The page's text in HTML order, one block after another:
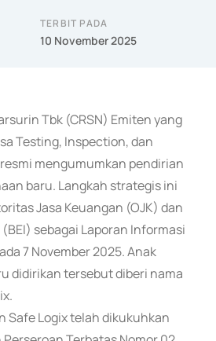
TERBIT PADA
10 November 2025
Tbk (CRSN) Emiten yang
Testing, Inspection, dan
mengumumkan pendirian
baru. Langkah strategis ini
Jasa Keuangan (OJK) dan
sebagai Laporan Informasi
7 November 2025. Anak
didirikan tersebut diberi nama
Safe Logix telah dikukuhkan